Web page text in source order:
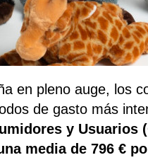
en pleno auge, los
de gasto más
y Usuarios
media de 796 €